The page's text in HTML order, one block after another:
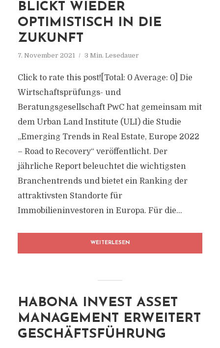
BLICKT WIEDER
OPTIMISTISCH IN DIE
ZUKUNFT
7. November 2021 3 Min. Lesedauer
Click to rate this post![Total: 0 Average: 0] Die
Wirtschaftsprüfungs- und
Beratungsgesellschaft PwC hat gemeinsam mit
dem Urban Land Institute (ULI) die Studie
„Emerging Trends in Real Estate, Europe 2022
– Road to Recovery“ veröffentlicht. Der
jährliche Report beleuchtet die wichtigsten
Branchentrends und bietet ein Ranking der
attraktivsten Standorte für
Immobilieninvestoren in Europa. Für die...
WEITERLESEN
HABONA INVEST ASSET
MANAGEMENT ERWEITERT
GESCHÄFTSFÜHRUNG